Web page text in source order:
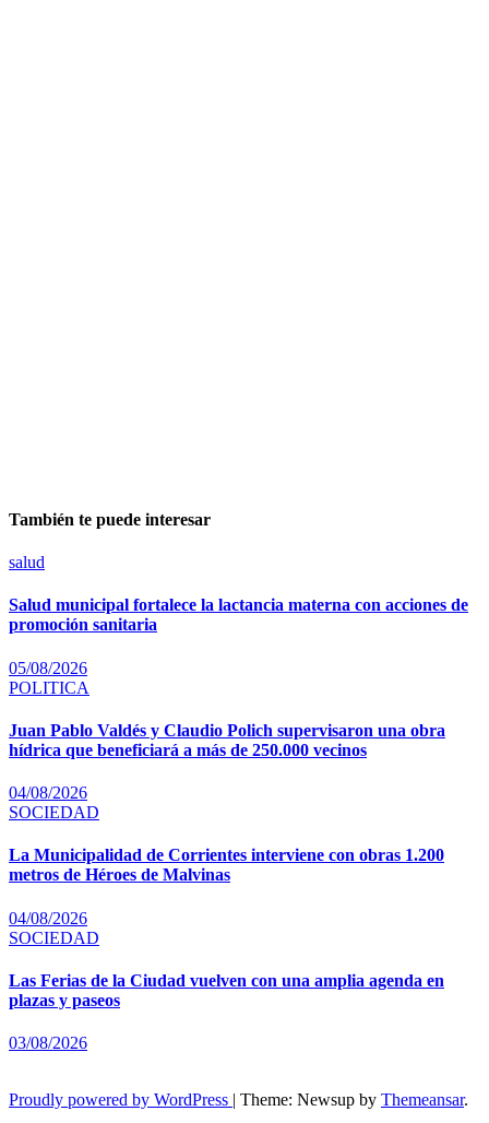
También te puede interesar
salud
Salud municipal fortalece la lactancia materna con acciones de
promoción sanitaria
05/08/2026
POLITICA
Juan Pablo Valdés y Claudio Polich supervisaron una obra
hídrica que beneficiará a más de 250.000 vecinos
04/08/2026
SOCIEDAD
La Municipalidad de Corrientes interviene con obras 1.200
metros de Héroes de Malvinas
04/08/2026
SOCIEDAD
Las Ferias de la Ciudad vuelven con una amplia agenda en
plazas y paseos
03/08/2026
Proudly powered by WordPress | Theme: Newsup by Themeansar.